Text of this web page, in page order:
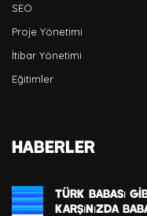
SEO
Proje Yönetimi
İtibar Yönetimi
Eğitimler
HABERLER
Türk Babası
Karşınızda